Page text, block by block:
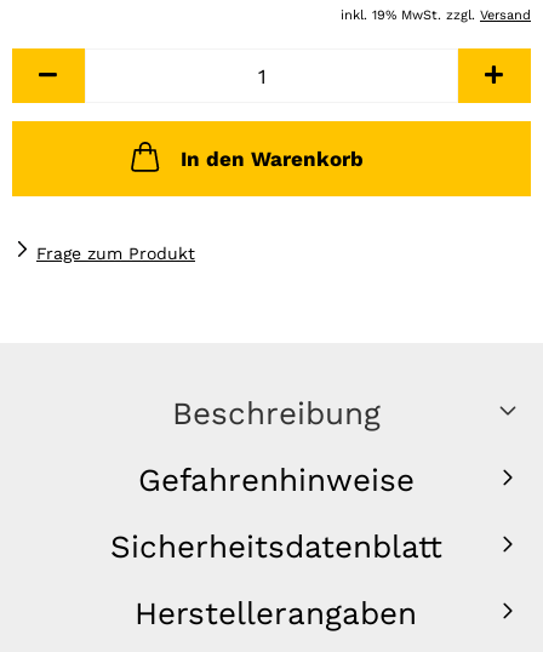
inkl. 19% MwSt. zzgl. Versand
In den Warenkorb
Frage zum Produkt
Beschreibung
Gefahrenhinweise
Sicherheitsdatenblatt
Herstellerangaben